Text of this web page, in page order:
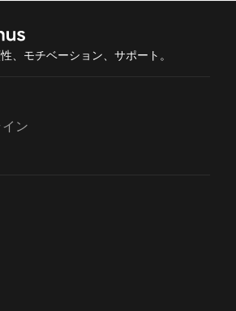
、モチベーション、サポート。
ン